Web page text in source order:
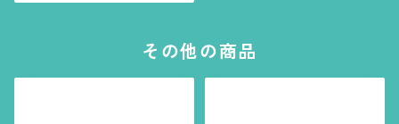
その他の商品